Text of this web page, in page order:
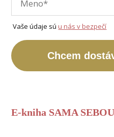
Vaše údaje súu nás v bezpečí
Chcem
E-kniha SAMA SEBOU